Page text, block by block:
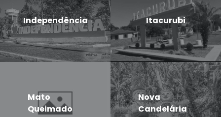
Independência Itacurubi
Mato
Queimado
Nova
Candelária